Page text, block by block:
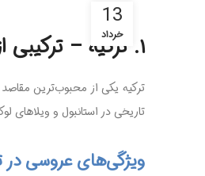
13
خرداد ۱. ترکیه – ترکیبی از شکوه تاریخی و زیبایی طبیعی
تاریخی در استانبول و ویلاهای
ویژگی‌های عروسی در